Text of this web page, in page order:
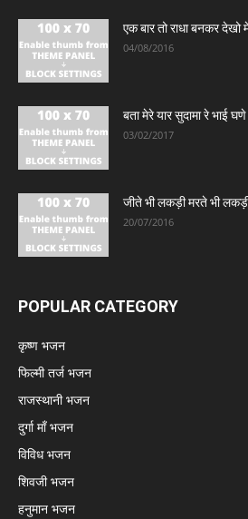
एक बार तो राधा बनकर देखो
04/08/2016
बता मेरे यार सुदामा रे भाई
03/02/2017
जीते भी लकड़ी मरते भी
20/07/2016
POPULAR CATEGORY
कृष्ण भजन
फिल्मी तर्ज भजन
राजस्थानी भजन
दुर्गा माँ भजन
विविध भजन
शिवजी भजन
हनुमान भजन